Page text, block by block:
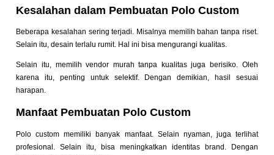
Kesalahan dalam Pembuatan Polo Custom
Beberapa kesalahan sering terjadi. Misalnya memilih bahan tanpa riset.
Selain itu, desain terlalu rumit. Hal ini bisa mengurangi kualitas.
Selain itu, memilih vendor murah tanpa kualitas juga berisiko. Oleh
karena itu, penting untuk selektif. Dengan demikian, hasil sesuai
harapan.
Manfaat Pembuatan Polo Custom
Polo custom memiliki banyak manfaat. Selain nyaman, juga terlihat
profesional. Selain itu, bisa meningkatkan identitas brand. Dengan